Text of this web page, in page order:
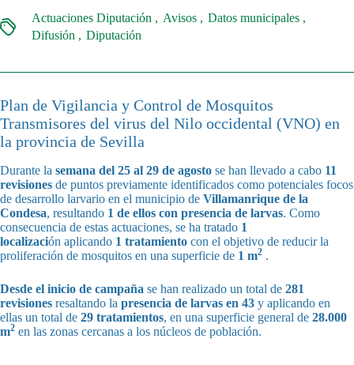
Actuaciones Diputación Avisos
Datos municipales
Difusión
Diputación
Plan de Vigilancia y Control de Mosquitos
Transmisores del virus del Nilo occidental (VNO) en
la provincia de Sevilla
Durante la semana del 25 al 29 de agosto se han llevado a cabo 11
revisiones de puntos previamente identificados como potenciales focos
de desarrollo larvario en el municipio de Villamanrique de la
Condesa, resultando 1 de ellos con presencia de larvas. Como
consecuencia de estas actuaciones, se ha tratado 1
localización aplicando 1 tratamiento con el objetivo de reducir la
proliferación de mosquitos en una superficie de 1 m2 .
Desde el inicio de campaña se han realizado un total de 281
revisiones resaltando la presencia de larvas en 43 y aplicando en
ellas un total de 29 tratamientos, en una superficie general de 28.000
m2 en las zonas cercanas a los núcleos de población.